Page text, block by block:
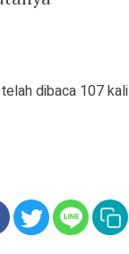
dibaca 107 kali